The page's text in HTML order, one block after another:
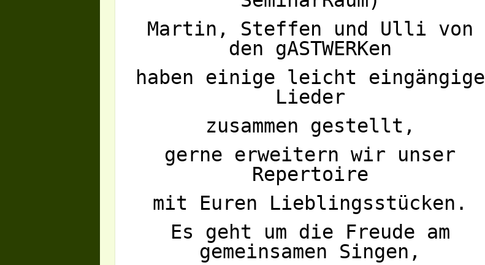
Martin, Steffen und Ulli von
den gASTWERKen
haben einige leicht eingängige
Lieder
zusammen gestellt,
gerne erweitern wir unser
Repertoire
mit Euren Lieblingsstücken.
Es geht um die Freude am
gemeinsamen Singen,